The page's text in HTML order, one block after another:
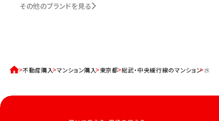
その他のブランドを見る
不動産購入 マンション購入 東京都 総武・中央緩行線のマンション 水道